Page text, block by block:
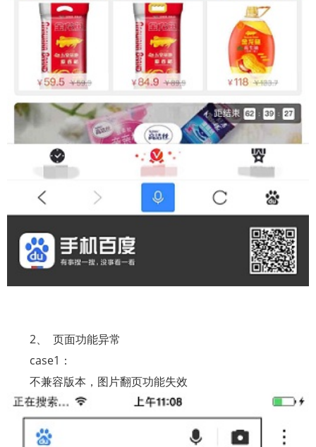
2、 页面功能异常
case1 ：
不兼容版本，图片翻页功能失效